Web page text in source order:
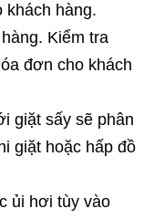
khách hàng.
Kiểm tra
đơn cho khách
giặt sấy sẽ phân
giặt hoặc hấp đồ
ủi hơi tùy vào